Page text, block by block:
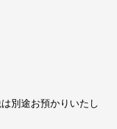
別途お預かりいたし